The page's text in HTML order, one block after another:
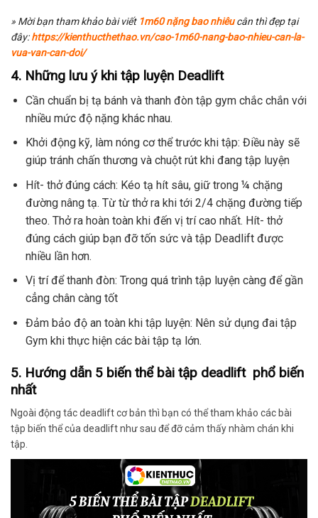
» Mời bạn tham khảo bài viết 1m60 nặng bao nhiêu cân thì đẹp tại
đây:https://kienthucthethao.vn/cao-1m60-nang-bao-nhieu-can-la-
vua-van-can-doi/
4. Những lưu ý khi tập luyện Deadlift
Cần chuẩn bị tạ bánh và thanh đòn tập gym chắc chắn với
nhiều mức độ nặng khác nhau.
Khởi động kỹ, làm nóng cơ thể trước khi tập: Điều này sẽ
giúp tránh chấn thương và chuột rút khi đang tập luyện
Hít- thở đúng cách: Kéo tạ hít sâu, giữ trong ¼ chặng
đường nâng tạ. Từ từ thở ra khi tới 2/4 chặng đường tiếp
theo. Thở ra hoàn toàn khi đến vị trí cao nhất. Hít- thở
đúng cách giúp bạn đỡ tốn sức và tập Deadlift được
nhiều lần hơn.
Vị trí để thanh đòn: Trong quá trình tập luyện càng để gần
cẳng chân càng tốt
Đảm bảo độ an toàn khi tập luyện: Nên sử dụng đai tập
Gym khi thực hiện các bài tập tạ lớn.
5. Hướng dẫn 5 biến thể bài tập deadlift phổ biến
nhất
Ngoài động tác deadlift cơ bản thì bạn có thể tham khảo các bài
tập biến thể của deadlift như sau để đỡ cảm thấy nhàm chán khi
tập.